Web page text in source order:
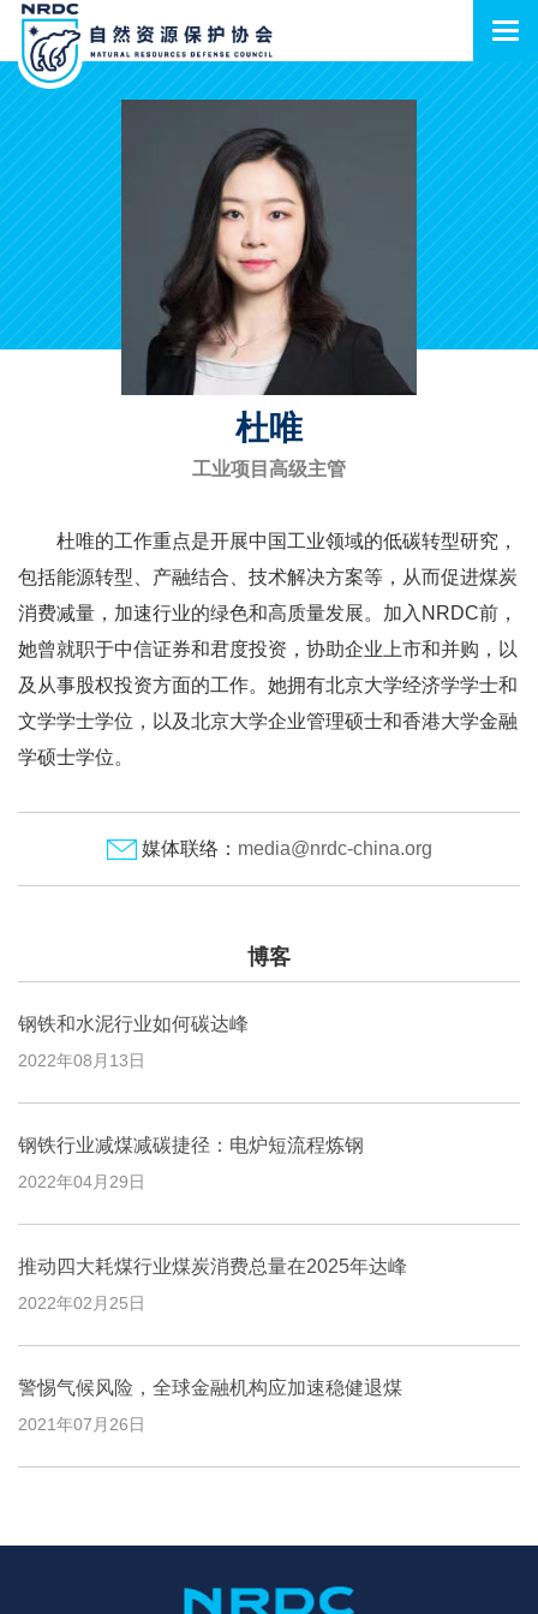
杜唯
工业项目高级主管
杜唯的工作重点是开展中国工业领域的低碳转型研究，
包括能源转型、产融结合、技术解决方案等，从而促进煤炭
消费减量，加速行业的绿色和高质量发展。加入NRDC前，
她曾就职于中信证券和君度投资，协助企业上市和并购，以
及从事股权投资方面的工作。她拥有北京大学经济学学士和
文学学士学位，以及北京大学企业管理硕士和香港大学金融
学硕士学位。
媒体联络： media@nrdc-china.org
博客
钢铁和水泥行业如何碳达峰
2022年08月13日
钢铁行业减煤减碳捷径：电炉短流程炼钢
2022年04月29日
推动四大耗煤行业煤炭消费总量在2025年达峰
2022年02月25日
警惕气候风险，全球金融机构应加速稳健退煤
2021年07月26日